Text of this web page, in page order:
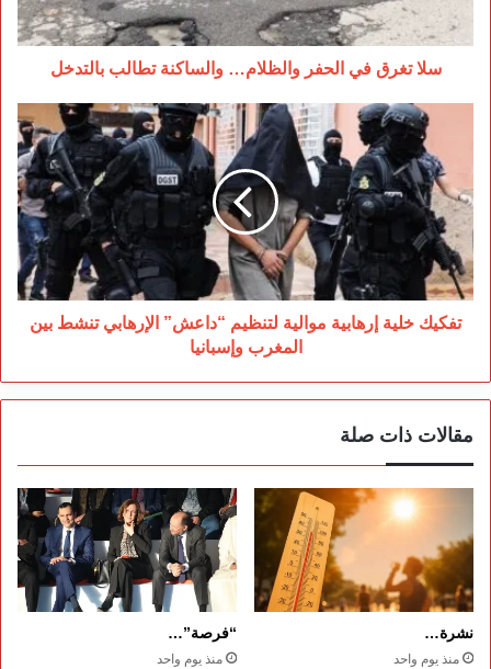
بالتدخل
سلا تغرق في الحفر والظلام… والساكنة تطالب بالتدخل
تفكيك
خلية
إرهابية
موالية
لتنظيم
“داعش”
الإرهابي
تنشط
بين
المغرب
تفكيك خلية إرهابية موالية لتنظيم “داعش” الإرهابي تنشط بين
المغرب وإسبانيا
مقالات ذات صلة
نشرة…
منذ يوم واحد
“فرصة”…
منذ يوم واحد